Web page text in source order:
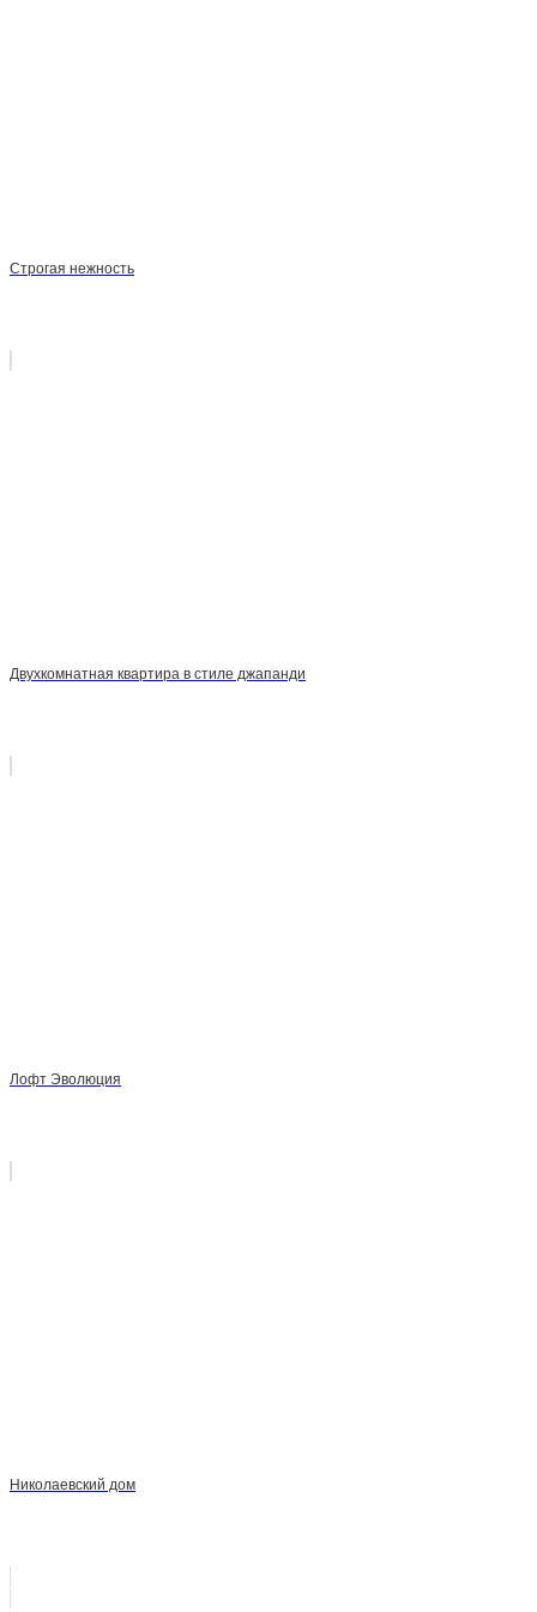
Строгая нежность
Двухкомнатная квартира в стиле джапанди
Лофт Эволюция
Николаевский дом